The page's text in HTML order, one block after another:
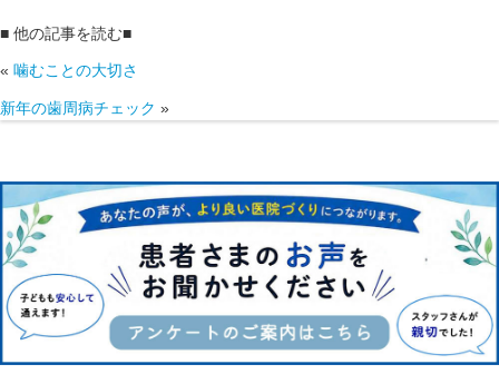
■ 他の記事を読む■
« 噛むことの大切さ
新年の歯周病チェック »